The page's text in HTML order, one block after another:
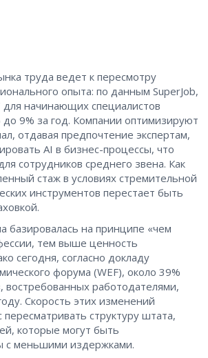
труда ведет к пересмотру
опыта: по данным SuperJob,
для начинающих специалистов
до 9% за год. Компании оптимизируют
отдавая предпочтение экспертам,
AI в бизнес-процессы, что
сотрудников среднего звена. Как
стаж в условиях стремительной
инструментов перестает быть
базировалась на принципе «чем
тем выше ценность
сегодня, согласно докладу
форума (WEF), около 39%
востребованных работодателями,
Скорость этих изменений
структуру штата,
которые могут быть
с меньшими издержками.